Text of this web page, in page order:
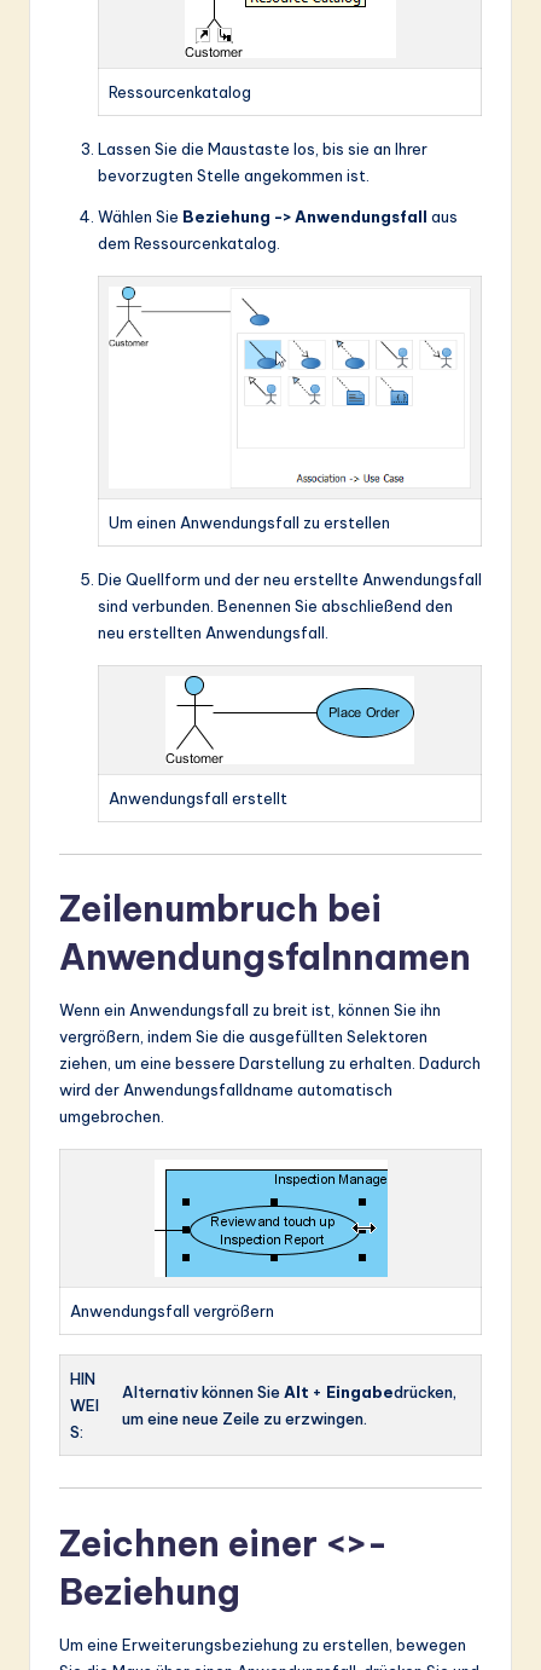
Ressourcenkatalog
Lassen Sie die Maustaste los, bis sie an Ihrer
bevorzugten Stelle angekommen ist.
Wählen Sie Beziehung -> Anwendungsfall aus
dem Ressourcenkatalog.
Um einen Anwendungsfall zu erstellen
Die Quellform und der neu erstellte Anwendungsfall
sind verbunden. Benennen Sie abschließend den
neu erstellten Anwendungsfall.
Anwendungsfall erstellt
Zeilenumbruch bei
Anwendungsfalnnamen
Wenn ein Anwendungsfall zu breit ist, können Sie ihn
vergrößern, indem Sie die ausgefüllten Selektoren
ziehen, um eine bessere Darstellung zu erhalten. Dadurch
wird der Anwendungsfalldname automatisch
umgebrochen.
Anwendungsfall vergrößern
HIN
WEI
S:
Alternativ können SieAlt + Eingabedrücken,
um eine neue Zeile zu erzwingen.
Zeichnen einer <>-
Beziehung
Um eine Erweiterungsbeziehung zu erstellen, bewegen